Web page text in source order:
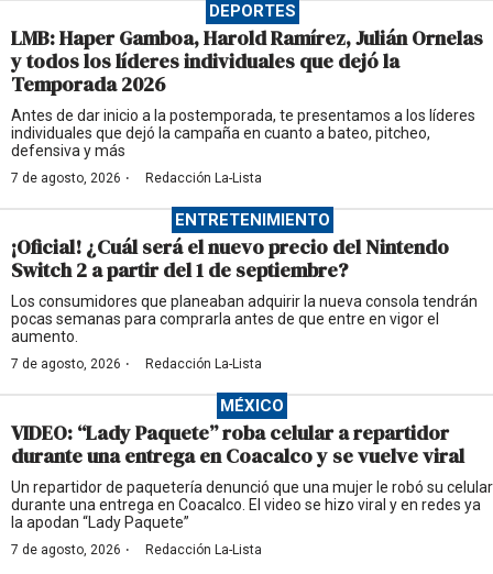
DEPORTES
LMB: Haper Gamboa, Harold Ramírez, Julián Ornelas
y todos los líderes individuales que dejó la
Temporada 2026
Antes de dar inicio a la postemporada, te presentamos a los líderes
individuales que dejó la campaña en cuanto a bateo, pitcheo,
defensiva y más
7 de agosto, 2026 · Redacción La-Lista
ENTRETENIMIENTO
¡Oficial! ¿Cuál será el nuevo precio del Nintendo
Switch 2 a partir del 1 de septiembre?
Los consumidores que planeaban adquirir la nueva consola tendrán
pocas semanas para comprarla antes de que entre en vigor el
aumento.
7 de agosto, 2026 · Redacción La-Lista
MÉXICO
VIDEO: “Lady Paquete” roba celular a repartidor
durante una entrega en Coacalco y se vuelve viral
Un repartidor de paquetería denunció que una mujer le robó su celular
durante una entrega en Coacalco. El video se hizo viral y en redes ya
la apodan “Lady Paquete”
7 de agosto, 2026 · Redacción La-Lista